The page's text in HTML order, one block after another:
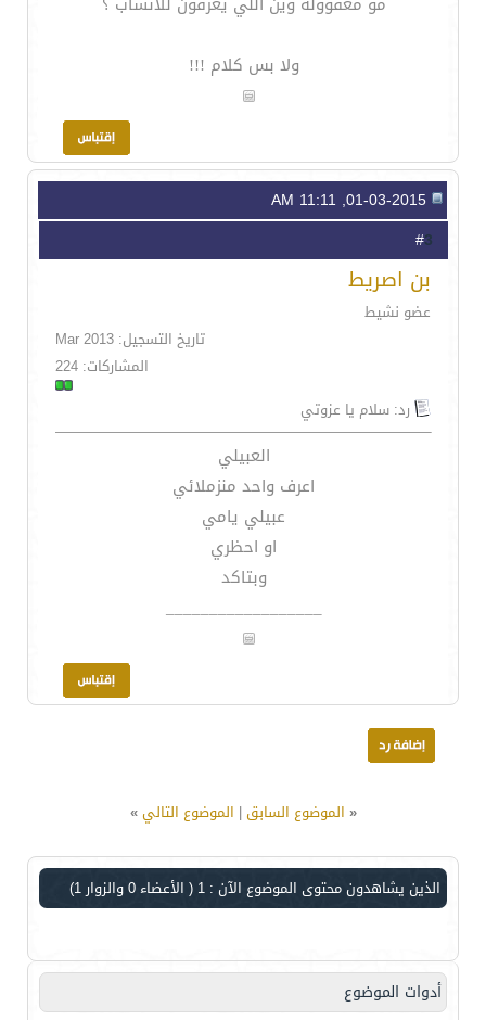
ولا بس كلام !!!
3
بن اصريط
عضو نشيط
تاريخ التسجيل: Mar 2013
المشاركات: 224
رد: سلام يا عزوتي
العبيلي
اعرف واحد منزملائي
عبيلي يامي
او احظري
وبتاكد
__________________
« الموضوع السابق| الموضوع التالي»
الذين يشاهدون محتوى الموضوع الآن : 1 ( الأعضاء 0 والزوار 1)
أدوات الموضوع